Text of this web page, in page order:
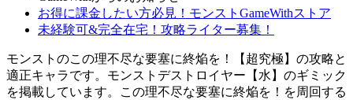
お得に課金したい方必見！モンストGameWithストア
未経験可&完全在宅！攻略ライター募集！
モンストのこの理不尽な要塞に終焔を！【超究極】の攻略と
適正キャラです。モンストデストロイヤー【水】のギミック
を掲載しています。この理不尽な要塞に終焔を！を周回する